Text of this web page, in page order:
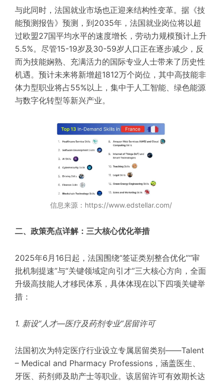
与此同时，法国就业市场也正迎来结构性变革。据《技
能预测报告》预测，到2035年，法国就业岗位将以超
过欧盟27国平均水平的速度增长，劳动力规模预计上升
5.5%。尽管15-19岁及30-59岁人口正在逐步减少，反
而为技能娴熟、充满活力的国际专业人士带来了历史性
机遇。预计未来将新增超1812万个岗位，其中高技能非
体力型职业将占55%以上，集中于人工智能、绿色能源
与数字化转型等新兴产业。
信息来源：https://www.edstellar.com/
二、政策亮点详解：三大核心优化举措
2025年6月16日起，法国围绕“签证类别整合优化”“审
批机制提速”与“关键领域定向引才”三大核心方向，全面
升级高技能人才移民体系，具体体现在以下四项关键举
措：
1. 新设“人才—医疗及药剂专业”居留许可
法国初次为特定医疗行业设立专属居留类别——Talent
– Medical and Pharmacy Professions，涵盖医生、
牙医、药剂师及助产士等职业。该居留许可有效期长达